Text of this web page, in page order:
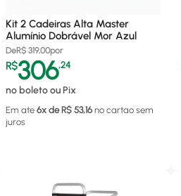
Kit 2 Cadeiras Alta Master
Alumínio Dobrável Mor Azul
DeR$ 319,00por
R$306,24
no boleto ou Pix
Em ate 6x de R$ 53,16 no cartao sem
juros